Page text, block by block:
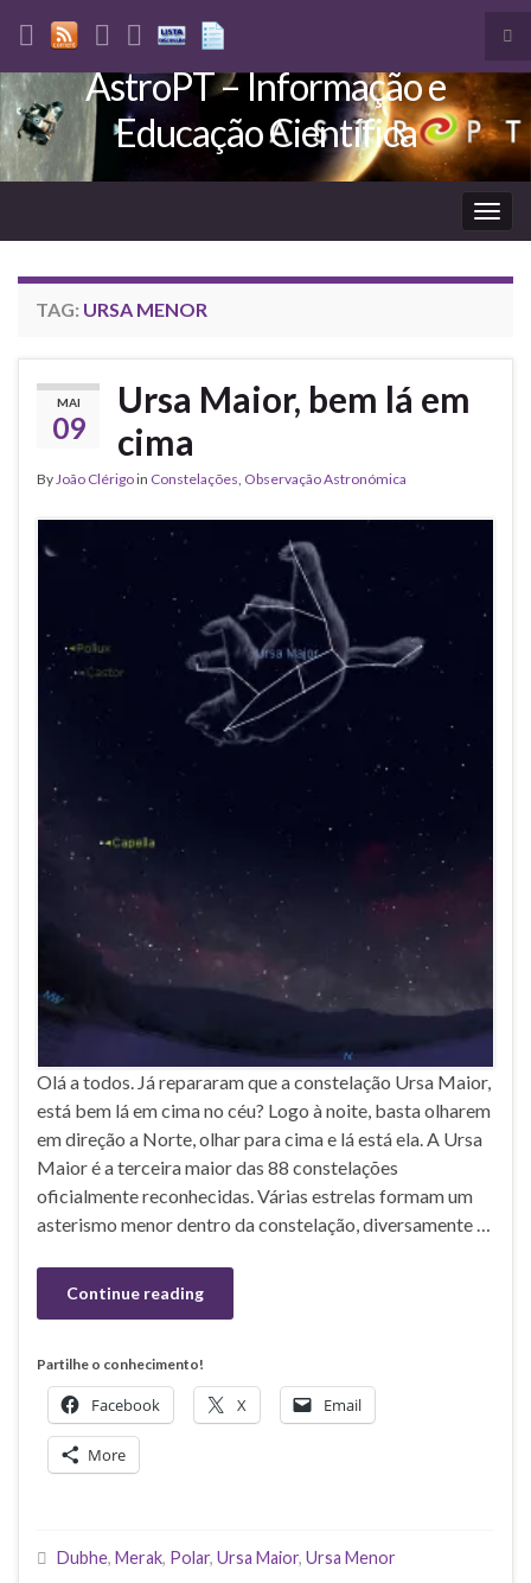
Search for:
AstroPT – Informação e
Educação Científica
TAG: URSA MENOR
MAI
09
Ursa Maior, bem lá em
cima
ByJoão Clérigoin Constelações, Observação Astronómica
Olá a todos. Já repararam que a constelação Ursa Maior,
está bem lá em cima no céu? Logo à noite, basta olharem
em direção a Norte, olhar para cima e lá está ela. A Ursa
Maior é a terceira maior das 88 constelações
oficialmente reconhecidas. Várias estrelas formam um
asterismo menor dentro da constelação, diversamente …
Continue reading
Partilhe o conhecimento!
Facebook X Email
More
Dubhe, Merak, Polar, Ursa Maior, Ursa Menor